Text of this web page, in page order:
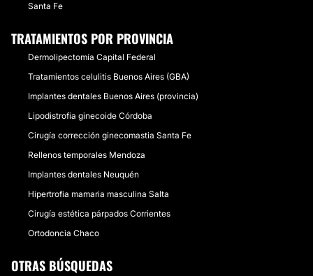
Santa Fe
TRATAMIENTOS POR PROVINCIA
Dermolipectomía Capital Federal
Tratamientos celulitis Buenos Aires (GBA)
Implantes dentales Buenos Aires (provincia)
Lipodistrofia ginecoide Córdoba
Cirugía corrección ginecomastia Santa Fe
Rellenos temporales Mendoza
Implantes dentales Neuquén
Hipertrofia mamaria masculina Salta
Cirugía estética párpados Corrientes
Ortodoncia Chaco
OTRAS BÚSQUEDAS